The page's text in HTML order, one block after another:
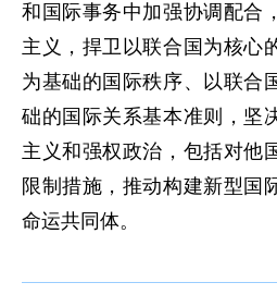
和国际事务中加强协调配合
主义，捍卫以联合国为核心
为基础的国际秩序、以联合
础的国际关系基本准则，坚
主义和强权政治，包括对他
限制措施，推动构建新型国
命运共同体。